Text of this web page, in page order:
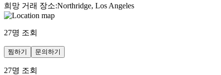
희망 거래 장소:Northridge, Los Angeles
27명 조회
찜하기 문의하기
27명 조회